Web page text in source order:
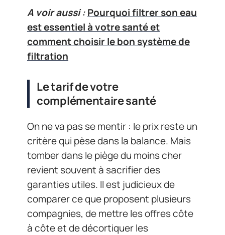
A voir aussi :Pourquoi filtrer son eau
est essentiel à votre santé et
comment choisir le bon système de
filtration
Le tarif de votre
complémentaire santé
On ne va pas se mentir : le prix reste un
critère qui pèse dans la balance. Mais
tomber dans le piège du moins cher
revient souvent à sacrifier des
garanties utiles. Il est judicieux de
comparer ce que proposent plusieurs
compagnies, de mettre les offres côte
à côte et de décortiquer les